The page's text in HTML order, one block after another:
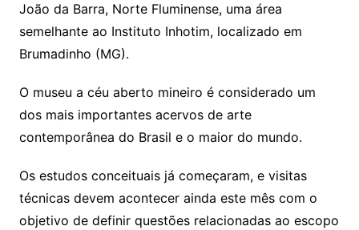
João da Barra, Norte Fluminense, uma área
semelhante ao Instituto Inhotim, localizado em
Brumadinho (MG).
O museu a céu aberto mineiro é considerado um
dos mais importantes acervos de arte
contemporânea do Brasil e o maior do mundo.
Os estudos conceituais já começaram, e visitas
técnicas devem acontecer ainda este mês com o
objetivo de definir questões relacionadas ao escopo